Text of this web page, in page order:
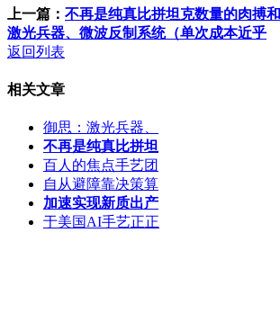
上一篇： 不再是纯真比拼坦克数量的肉搏和
激光兵器、微波反制系统（单次成本近乎
返回列表
相关文章
御思：激光兵器、
不再是纯真比拼坦
百人的焦点手艺团
自从避障靠决策算
加速实现新质出产
于美国AI手艺正正